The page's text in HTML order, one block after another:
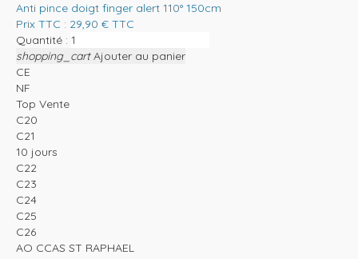
Anti pince doigt finger alert 110° 150cm
Prix TTC : 29,90 € TTC
Quantité :
shopping_cart Ajouter au panier
CE
NF
Top Vente
C20
C21
10 jours
C22
C23
C24
C25
C26
AO CCAS ST RAPHAEL